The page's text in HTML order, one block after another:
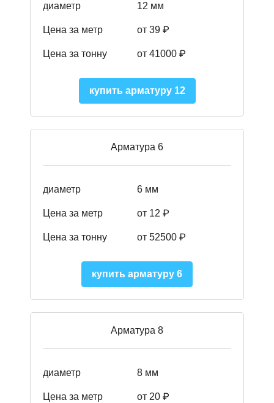
диаметр 12 мм
Цена за метр от 39 ₽
Цена за тонну от 41000 ₽
купить арматуру 12
Арматура 6
диаметр 6 мм
Цена за метр от 12 ₽
Цена за тонну от 52500 ₽
купить арматуру 6
Арматура 8
диаметр 8 мм
Цена за метр от 20 ₽